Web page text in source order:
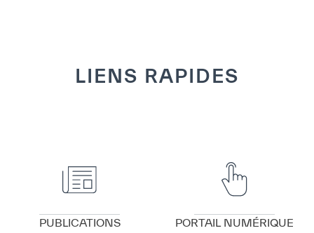
LIENS RAPIDES
PUBLICATIONS PORTAIL NUMÉRIQUE